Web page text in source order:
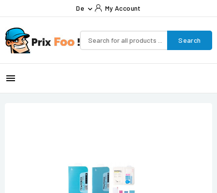
De  My Account
Search
